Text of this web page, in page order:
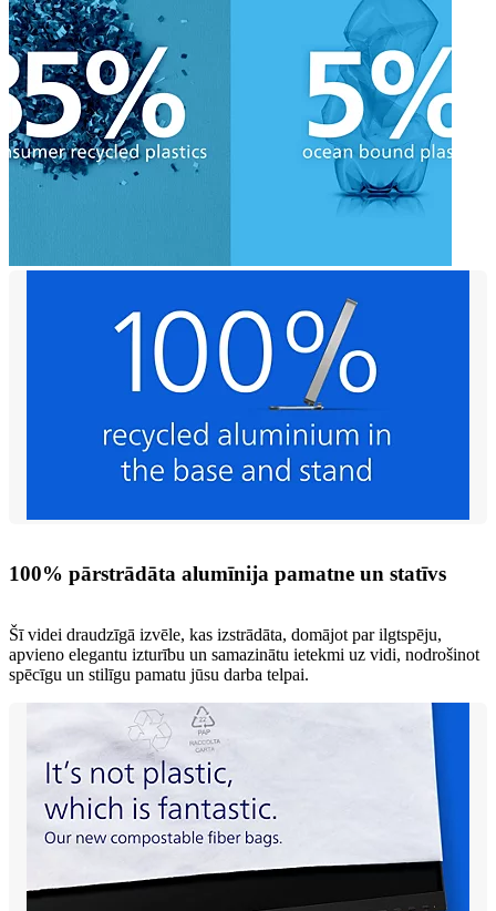
100% pārstrādāta alumīnija pamatne un statīvs
Šī videi draudzīgā izvēle, kas izstrādāta, domājot par ilgtspēju,
apvieno elegantu izturību un samazinātu ietekmi uz vidi, nodrošinot
spēcīgu un stilīgu pamatu jūsu darba telpai.